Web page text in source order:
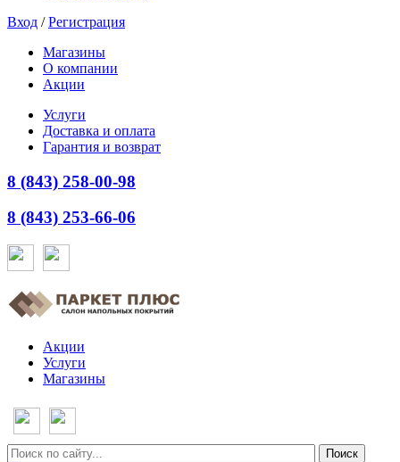
Вход /Регистрация
Магазины
О компании
Акции
Услуги
Доставка и оплата
Гарантия и возврат
8 (843) 258-00-98
8 (843) 253-66-06
Акции
Услуги
Магазины